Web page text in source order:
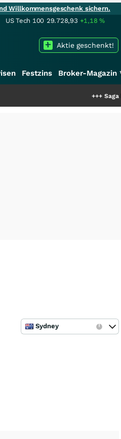
Willkommensgeschenk sichern.
US Tech 100 29.728,93 +1,18%
Aktie geschenkt!
Festzins Broker-Magazin
Saga bei
Sydney